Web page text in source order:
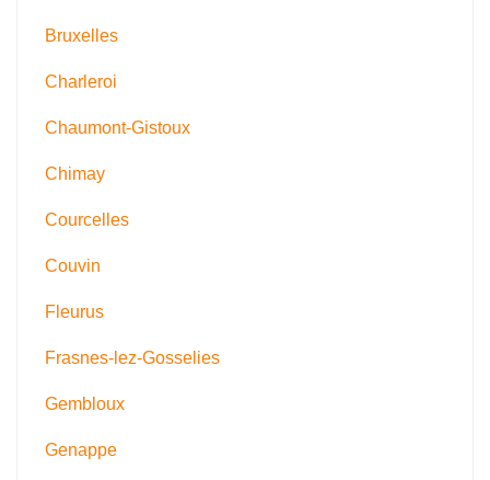
Bruxelles
Charleroi
Chaumont-Gistoux
Chimay
Courcelles
Couvin
Fleurus
Frasnes-lez-Gosselies
Gembloux
Genappe